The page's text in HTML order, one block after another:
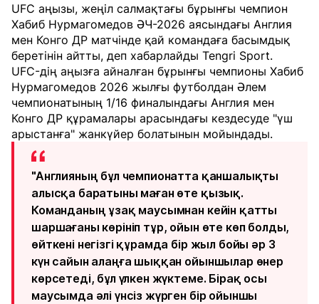
UFC аңызы, жеңіл салмақтағы бұрынғы чемпион
Хабиб Нурмагомедов ӘЧ-2026 аясындағы Англия
мен Конго ДР матчінде қай командаға басымдық
беретінін айтты, деп хабарлайды Tengri Sport.
UFC-дің аңызға айналған бұрынғы чемпионы Хабиб
Нурмагомедов 2026 жылғы футболдан Әлем
чемпионатының 1/16 финалындағы Англия мен
Конго ДР құрамалары арасындағы кездесуде "үш
арыстанға" жанкүйер болатынын мойындады.
"Англияның бұл чемпионатта қаншалықты
алысқа баратыны маған өте қызық.
Команданың ұзақ маусымнан кейін қатты
шаршағаны көрініп тұр, ойын өте көп болды,
өйткені негізгі құрамда бір жыл бойы әр 3
күн сайын алаңға шыққан ойыншылар өнер
көрсетеді, бұл үлкен жүктеме. Бірақ осы
маусымда әлі үнсіз жүрген бір ойыншы